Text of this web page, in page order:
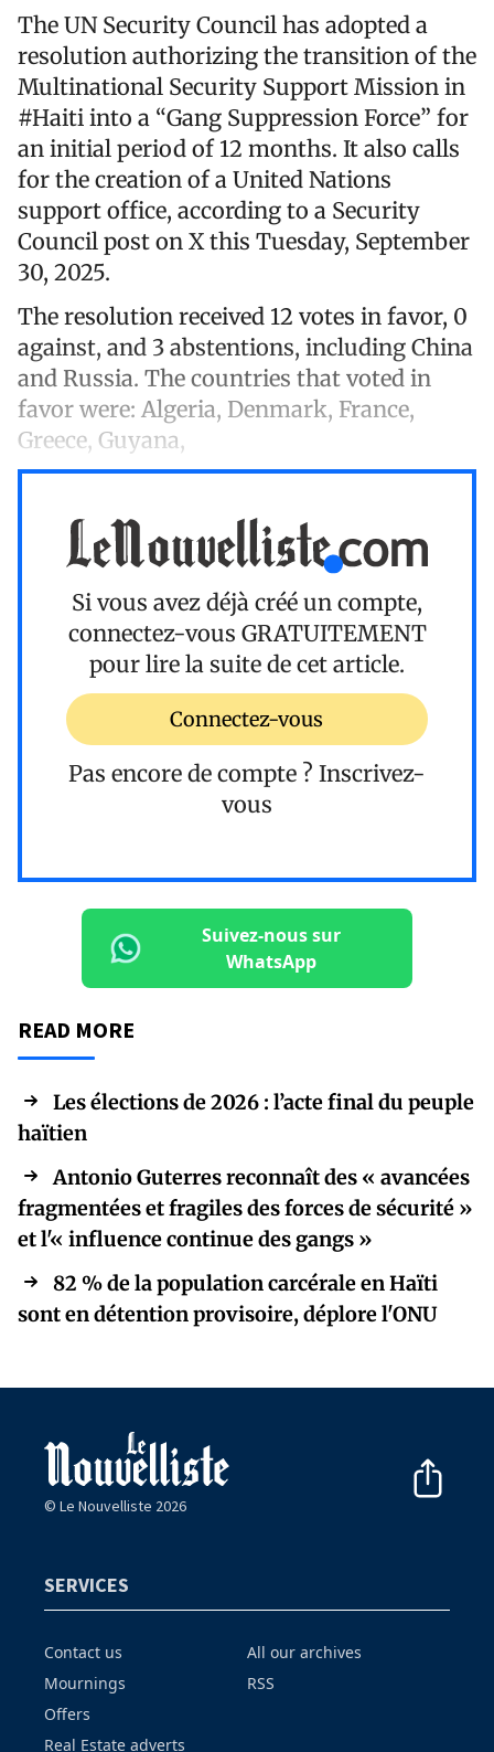
The UN Security Council has adopted a
resolution authorizing the transition of the
Multinational Security Support Mission in
#Haiti into a “Gang Suppression Force” for
an initial period of 12 months. It also calls
for the creation of a United Nations
support office, according to a Security
Council post on X this Tuesday, September
30, 2025.
The resolution received 12 votes in favor, 0
against, and 3 abstentions, including China
and Russia. The countries that voted in
favor were: Algeria, Denmark, France,
Greece, Guyana,
Si vous avez déjà créé un compte,
connectez-vous GRATUITEMENT
pour lire la suite de cet article.
Connectez-vous
Pas encore de compte ? Inscrivez-
vous
Suivez-nous sur
WhatsApp
READ MORE
Les élections de 2026 : l’acte final du peuple
haïtien
Antonio Guterres reconnaît des « avancées
fragmentées et fragiles des forces de sécurité »
et l'« influence continue des gangs »
82 % de la population carcérale en Haïti
sont en détention provisoire, déplore l'ONU
© Le Nouvelliste 2026
SERVICES
Contact us
Mournings
Offers
Real Estate adverts
All our archives
RSS